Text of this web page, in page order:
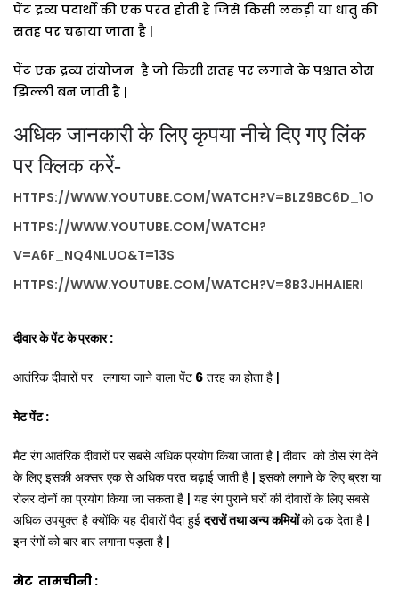
पेंट द्रव्य पदार्थों की एक परत होती है जिसे किसी लकड़ी या धातु की
सतह पर चढ़ाया जाता है |
पेंट एक द्रव्य संयोजन है जो किसी सतह पर लगाने के पश्चात ठोस
झिल्ली बन जाती है |
अधिक जानकारी के लिए कृपया नीचे दिए गए लिंक
पर क्लिक करें-
HTTPS://WWW.YOUTUBE.COM/WATCH?V=BLZ9BC6D_1O
HTTPS://WWW.YOUTUBE.COM/WATCH?
V=A6F_NQ4NLUO&T=13S
HTTPS://WWW.YOUTUBE.COM/WATCH?V=8B3JHHAIERI
दीवार के पेंट के प्रकार:
आतंरिक दीवारों पर लगाया जाने वाला पेंट 6 तरह का होता है |
मेट पेंट:
मैट रंग आतंरिक दीवारों पर सबसे अधिक प्रयोग किया जाता है | दीवार को ठोस रंग देने
के लिए इसकी अक्सर एक से अधिक परत चढ़ाई जाती है | इसको लगाने के लिए ब्रश या
रोलर दोनों का प्रयोग किया जा सकता है | यह रंग पुराने घरों की दीवारों के लिए सबसे
अधिक उपयुक्त है क्योंकि यह दीवारों पैदा हुई दरारों तथा अन्य कमियों को ढक देता है |
इन रंगों को बार बार लगाना पड़ता है |
मेट तामचीनी :